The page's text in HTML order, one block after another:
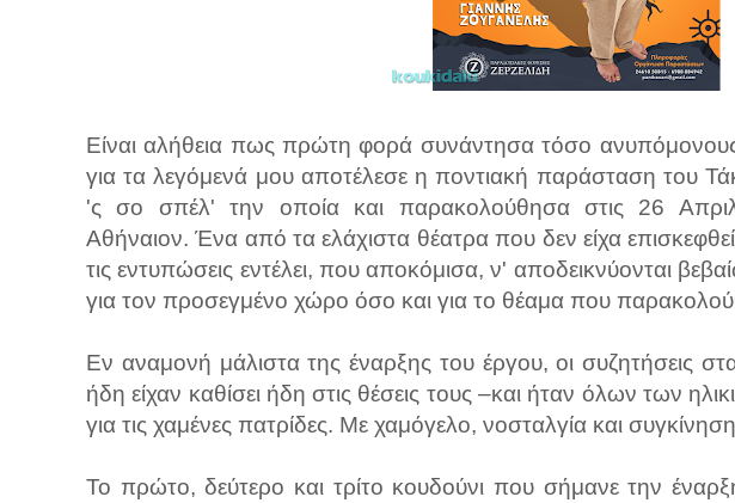
Είναι αλήθεια πως πρώτη φορά συνάντησα τόσο
για τα λεγόμενά μου αποτέλεσε η ποντιακή παράσταση του
'ς σο σπέλ' την οποία και παρακολούθησα στις 26
Αθήναιον. Ένα από τα ελάχιστα θέατρα που δεν είχα
τις εντυπώσεις εντέλει, που αποκόμισα, ν' αποδεικνύονται
για τον προσεγμένο χώρο όσο και για το θέαμα που
Εν αναμονή μάλιστα της έναρξης του έργου, οι συζητήσεις
ήδη είχαν καθίσει ήδη στις θέσεις τους –και ήταν όλων των
για τις χαμένες πατρίδες. Με χαμόγελο, νοσταλγία και
Το πρώτο, δεύτερο και τρίτο κουδούνι που σήμανε την